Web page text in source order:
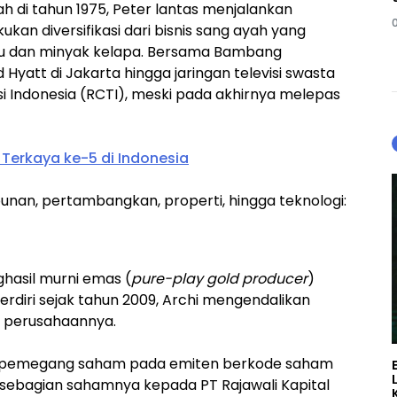
di tahun 1975, Peter lantas menjalankan
diversifikasi dari bisnis sang ayah yang
minyak kelapa. Bersama Bambang
di Jakarta hingga jaringan televisi swasta
Indonesia (RCTI), meski pada akhirnya melepas
ke-5 di Indonesia
pertambangkan, properti, hingga teknologi:
murni emas (pure-play gold producer)
sejak tahun 2009, Archi mengendalikan
saham pada emiten berkode saham
sahamnya kepada PT Rajawali Kapital